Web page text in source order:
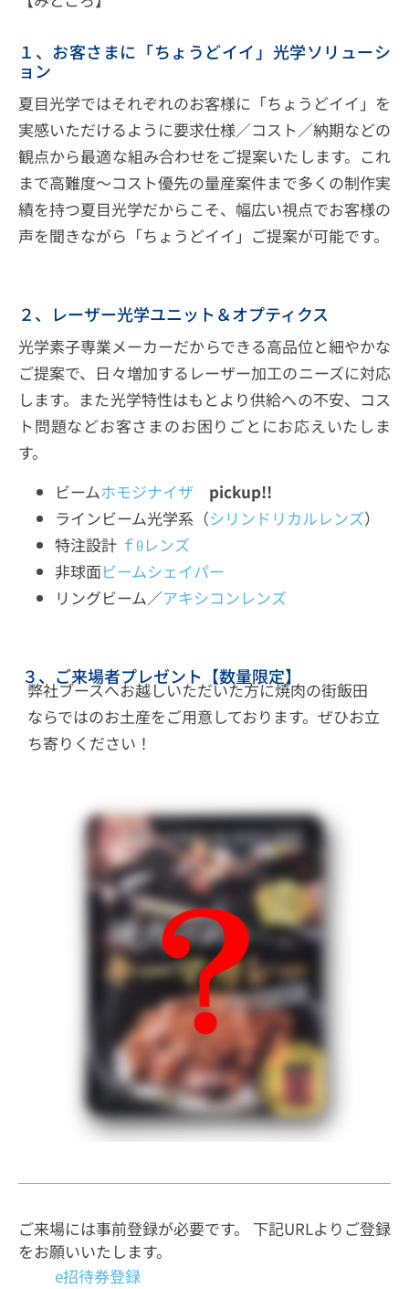
１、お客さまに「ちょうどイイ」光学ソリューシ
ョン
夏目光学ではそれぞれのお客様に「ちょうどイイ」を
実感いただけるように要求仕様／コスト／納期などの
観点から最適な組み合わせをご提案いたします。これ
まで高難度～コスト優先の量産案件まで多くの制作実
績を持つ夏目光学だからこそ、幅広い視点でお客様の
声を聞きながら「ちょうどイイ」ご提案が可能です。
２、レーザー光学ユニット＆オプティクス
光学素子専業メーカーだからできる高品位と細やかな
ご提案で、日々増加するレーザー加工のニーズに対応
します。また光学特性はもとより供給への不安、コス
ト問題などお客さまのお困りごとにお応えいたしま
す。
ビームホモジナイザ
pickup!!
ラインビーム光学系（シリンドリカルレンズ）
特注設計 ｆθレンズ
非球面ビームシェイパー
リングビーム／アキシコンレンズ
３、ご来場者プレゼント【数量限定】
弊社ブースへお越しいただいた方に焼肉の街飯田
ならではのお土産をご用意しております。ぜひお立
ち寄りください！
ご来場には事前登録が必要です。 下記URLよりご登録
をお願いいたします。
e招待券登録